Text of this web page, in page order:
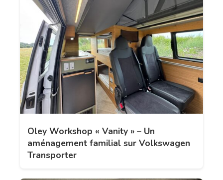
Oley Workshop « Vanity » – Un
aménagement familial sur Volkswagen
Transporter